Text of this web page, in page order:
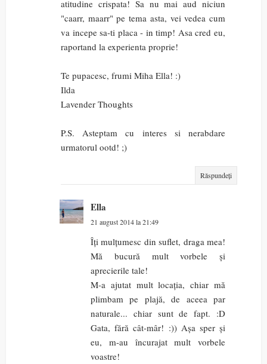
atitudine crispata! Sa nu mai aud niciun
"caarr, maarr" pe tema asta, vei vedea cum
va incepe sa-ti placa - in timp! Asa cred eu,
raportand la experienta proprie!
Te pupacesc, frumi Miha Ella! :)
Ilda
Lavender Thoughts
P.S. Asteptam cu interes si nerabdare
urmatorul ootd! ;)
Răspundeți
Ella
21 august 2014 la 21:49
Îți mulțumesc din suflet, draga mea!
Mă bucură mult vorbele și
aprecierile tale!
M-a ajutat mult locația, chiar mă
plimbam pe plajă, de aceea par
naturale... chiar sunt de fapt. :D
Gata, fără cât-mâr! :)) Așa sper și
eu, m-au încurajat mult vorbele
voastre!